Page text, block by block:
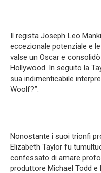
Il regista Joseph Leo
eccezionale potenziale e
valse un Oscar e
Hollywood. In seguito la
sua indimenticabile
Woolf?”.
Nonostante i suoi trionfi
Elizabeth Taylor fu
confessato di amare
produttore Michael Todd e